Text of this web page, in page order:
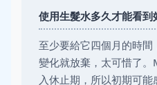
使用生髮水多久才能看到
至少要給它四個月的時
變化就放棄，太可惜了
入休止期，所以初期可